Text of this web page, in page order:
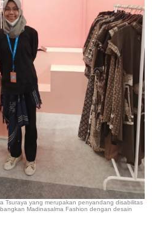
Tsuraya yang merupakan penyandang disabilitas
Madinasalma Fashion dengan desain